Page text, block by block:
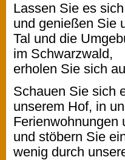
Lassen Sie es
und genießen Sie
Tal und die
im Schwarzwald,
erholen Sie sich
Schauen Sie sich
unserem Hof, in
Ferienwohnungen
und stöbern Sie
wenig durch